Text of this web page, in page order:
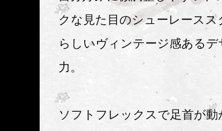
クな見た目のシューレースス
らしいヴィンテージ感ある
力。
ソフトフレックスで足首が